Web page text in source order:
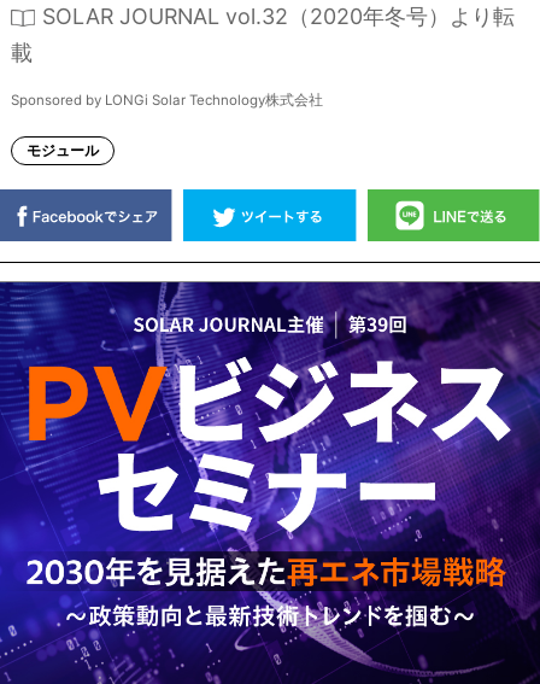
SOLAR JOURNAL vol.32（2020年冬号）より転
載
Sponsored by LONGi Solar Technology株式会社
モジュール